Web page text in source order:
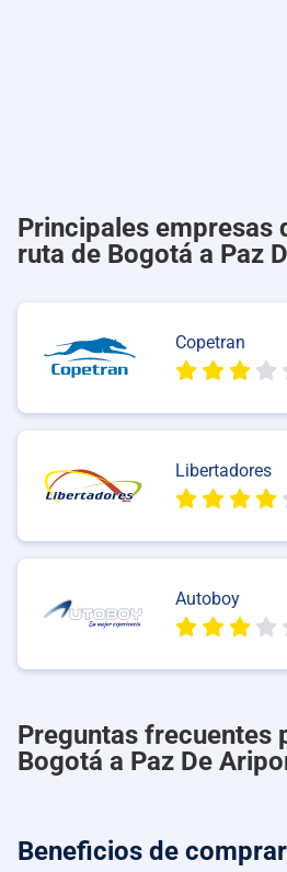
Principales empresas
ruta de Bogotá a Paz
Copetran
Libertadores
Autoboy
Preguntas frecuentes
Bogotá a Paz De
Beneficios de comprar